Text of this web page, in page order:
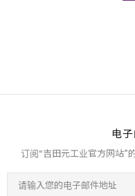
电
订阅“吉田元工业官方网站”